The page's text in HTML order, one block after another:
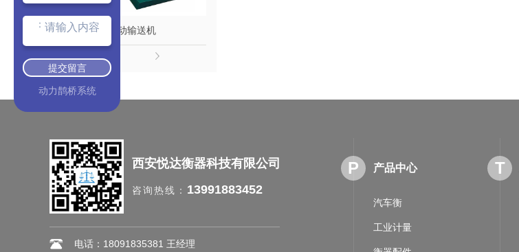
自动输送机
P 产品中心
汽车衡
工业计量
T
西安悦达衡器科技有限公司
咨询热线： 13991883452
电话：18091835381 王经理
：
提交留言
动力鹊桥系统